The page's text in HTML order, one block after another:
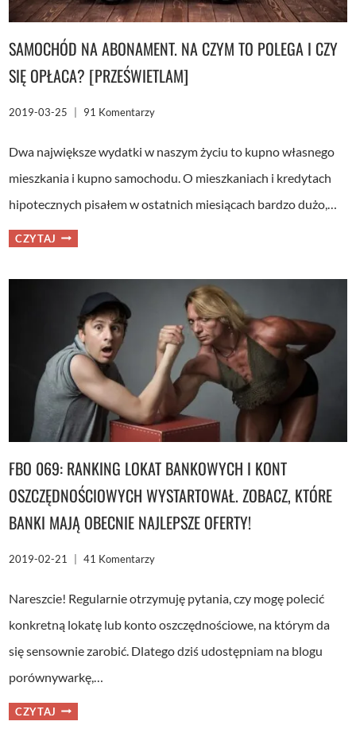
SAMOCHÓD NA ABONAMENT. NA CZYM TO POLEGA I CZY
SIĘ OPŁACA? [PRZEŚWIETLAM]
2019-03-25 91 Komentarzy
Dwa największe wydatki w naszym życiu to kupno własnego
mieszkania i kupno samochodu. O mieszkaniach i kredytach
hipotecznych pisałem w ostatnich miesiącach bardzo dużo,…
CZYTAJ SAMOCHÓD
NA
TO
POLEGA
OPŁACA?
[PRZEŚWIETLAM]
FBO 069: RANKING LOKAT BANKOWYCH I KONT
OSZCZĘDNOŚCIOWYCH WYSTARTOWAŁ. ZOBACZ, KTÓRE
BANKI MAJĄ OBECNIE NAJLEPSZE OFERTY!
2019-02-21 41 Komentarzy
Nareszcie! Regularnie otrzymuję pytania, czy mogę polecić
konkretną lokatę lub konto oszczędnościowe, na którym da
się sensownie zarobić. Dlatego dziś udostępniam na blogu
porównywarkę,…
CZYTAJ FBO
069: